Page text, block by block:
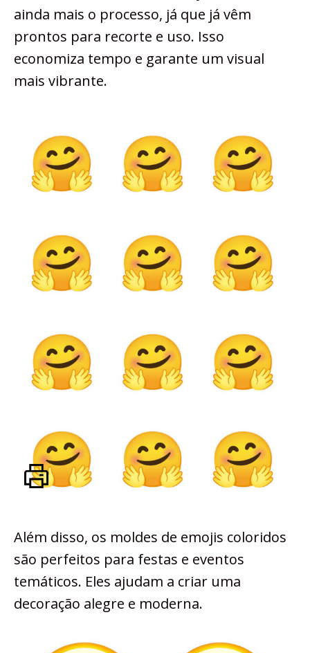
ainda mais o processo, já que já vêm
prontos para recorte e uso. Isso
economiza tempo e garante um visual
mais vibrante.
Além disso, os moldes de emojis coloridos
são perfeitos para festas e eventos
temáticos. Eles ajudam a criar uma
decoração alegre e moderna.